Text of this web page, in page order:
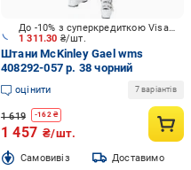
1 311.30 ₴/шт.
До -10% з суперкредиткою Visa Вигода
Штани McKinley Gael wms
408292-057 р. 38 чорний
оцінити 7 варіантів
1 619 -162₴
1 457 ₴/шт.
Cамовивіз Доставимо